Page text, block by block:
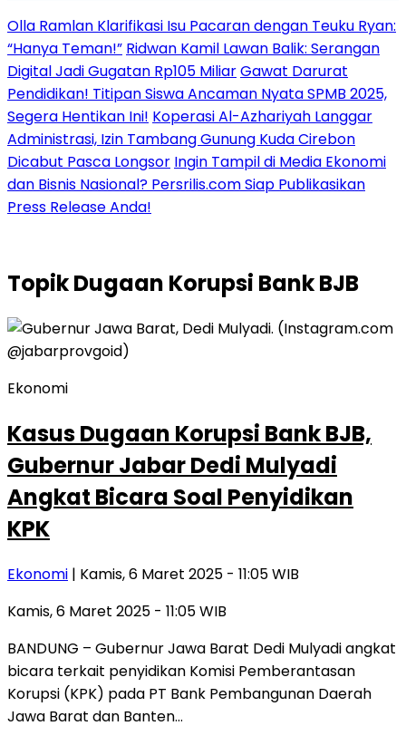
Olla Ramlan Klarifikasi Isu Pacaran dengan Teuku Ryan:
“Hanya Teman!” Ridwan Kamil Lawan Balik: Serangan
Digital Jadi Gugatan Rp105 MiliarGawat Darurat
Pendidikan! Titipan Siswa Ancaman Nyata SPMB 2025,
Segera Hentikan Ini! Koperasi Al-Azhariyah Langgar
Administrasi, Izin Tambang Gunung Kuda Cirebon
Dicabut Pasca Longsor Ingin Tampil di Media Ekonomi
dan Bisnis Nasional? Persrilis.com Siap Publikasikan
Press Release Anda!
TopikDugaan Korupsi Bank BJB
Ekonomi
Kasus Dugaan Korupsi Bank BJB,
Gubernur Jabar Dedi Mulyadi
Angkat Bicara Soal Penyidikan
KPK
Ekonomi | Kamis, 6 Maret 2025 - 11:05 WIB
Kamis, 6 Maret 2025 - 11:05 WIB
BANDUNG – Gubernur Jawa Barat Dedi Mulyadi angkat
bicara terkait penyidikan Komisi Pemberantasan
Korupsi (KPK) pada PT Bank Pembangunan Daerah
Jawa Barat dan Banten…